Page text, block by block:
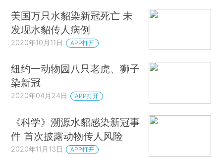
美国万只水貂染新冠死亡 未
发现水貂传人病例
2020年10月11日 APP打开
纽约一动物园八只老虎、狮子
染新冠
2020年04月24日 APP打开
《科学》溯源水貂感染新冠事
件 首次披露动物传人风险
2020年11月13日 APP打开